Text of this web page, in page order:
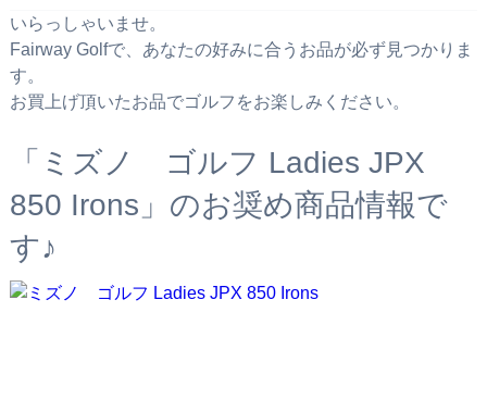
いらっしゃいませ。
Fairway Golfで、あなたの好みに合うお品が必ず見つかりま
す。
お買上げ頂いたお品でゴルフをお楽しみください。
「ミズノ ゴルフ Ladies JPX
850 Irons」のお奨め商品情報で
す♪